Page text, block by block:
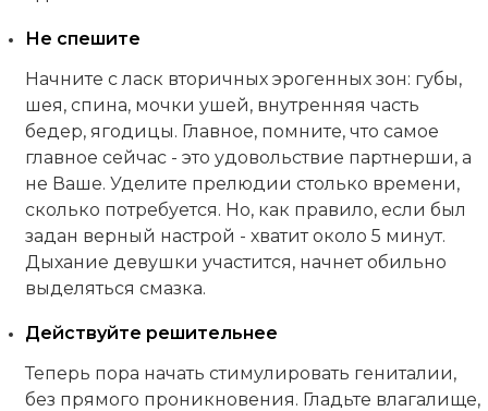
Не спешите
Начните с ласк вторичных эрогенных зон: губы,
шея, спина, мочки ушей, внутренняя часть
бедер, ягодицы. Главное, помните, что самое
главное сейчас - это удовольствие партнерши, а
не Ваше. Уделите прелюдии столько времени,
сколько потребуется. Но, как правило, если был
задан верный настрой - хватит около 5 минут.
Дыхание девушки участится, начнет обильно
выделяться смазка.
Действуйте решительнее
Теперь пора начать стимулировать гениталии,
без прямого проникновения. Гладьте влагалище,